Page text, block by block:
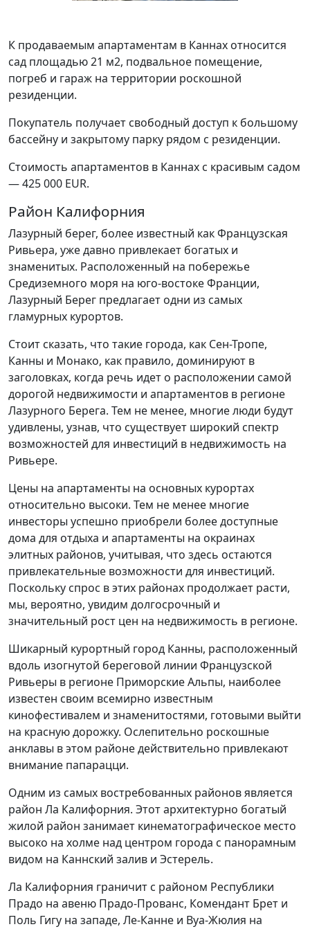
К продаваемым апартаментам в Каннах относится
сад площадью 21 м2, подвальное помещение,
погреб и гараж на территории роскошной
резиденции.
Покупатель получает свободный доступ к большому
бассейну и закрытому парку рядом с резиденции.
Стоимость апартаментов в Каннах с красивым садом
— 425 000 EUR.
Район Калифорния
Лазурный берег, более известный как Французская
Ривьера, уже давно привлекает богатых и
знаменитых. Расположенный на побережье
Средиземного моря на юго-востоке Франции,
Лазурный Берег предлагает одни из самых
гламурных курортов.
Стоит сказать, что такие города, как Сен-Тропе,
Канны и Монако, как правило, доминируют в
заголовках, когда речь идет о расположении самой
дорогой недвижимости и апартаментов в регионе
Лазурного Берега. Тем не менее, многие люди будут
удивлены, узнав, что существует широкий спектр
возможностей для инвестиций в недвижимость на
Ривьере.
Цены на апартаменты на основных курортах
относительно высоки. Тем не менее многие
инвесторы успешно приобрели более доступные
дома для отдыха и апартаменты на окраинах
элитных районов, учитывая, что здесь остаются
привлекательные возможности для инвестиций.
Поскольку спрос в этих районах продолжает расти,
мы, вероятно, увидим долгосрочный и
значительный рост цен на недвижимость в регионе.
Шикарный курортный город Канны, расположенный
вдоль изогнутой береговой линии Французской
Ривьеры в регионе Приморские Альпы, наиболее
известен своим всемирно известным
кинофестивалем и знаменитостями, готовыми выйти
на красную дорожку. Ослепительно роскошные
анклавы в этом районе действительно привлекают
внимание папарацци.
Одним из самых востребованных районов является
район Ла Калифорния. Этот архитектурно богатый
жилой район занимает кинематографическое место
высоко на холме над центром города с панорамным
видом на Каннский залив и Эстерель.
Ла Калифорния граничит с районом Республики
Прадо на авеню Прадо-Прованс, Комендант Брет и
Поль Гигу на западе, Ле-Канне и Вуа-Жюлия на